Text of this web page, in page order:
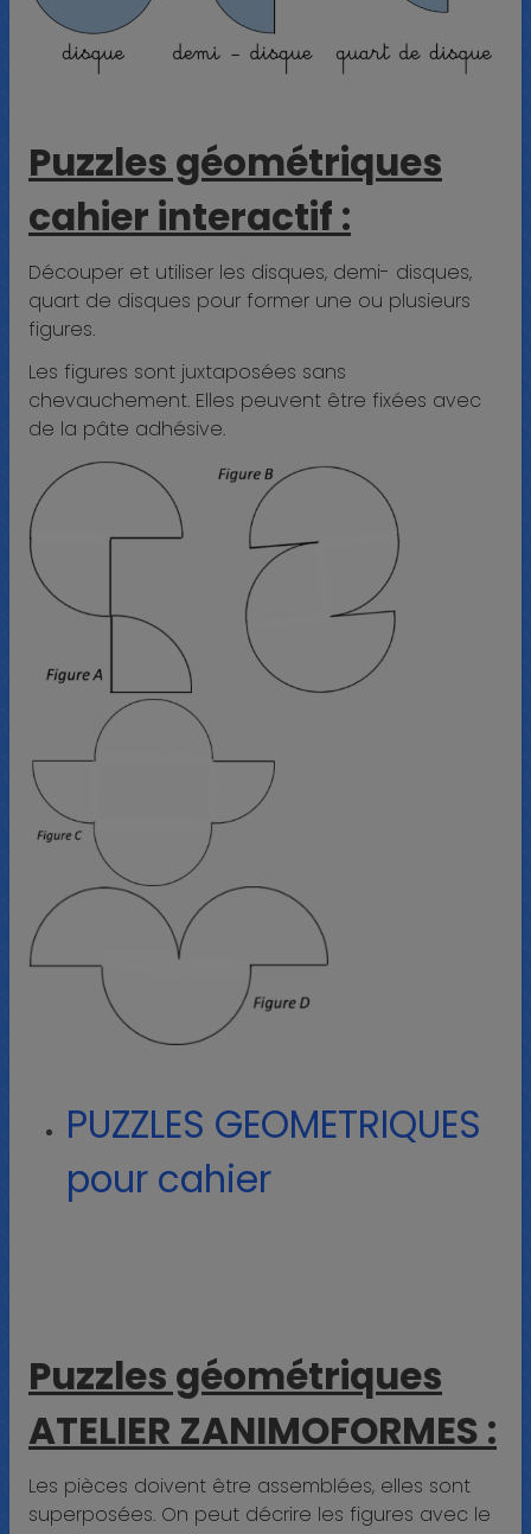
Puzzles géométriques
cahier interactif :
Découper et utiliser les disques, demi- disques,
quart de disques pour former une ou plusieurs
figures.
Les figures sont juxtaposées sans
chevauchement. Elles peuvent être fixées avec
de la pâte adhésive.
PUZZLES GEOMETRIQUES
pour cahier
Puzzles géométriques
ATELIER ZANIMOFORMES :
Les pièces doivent être assemblées, elles sont
superposées. On peut décrire les figures avec le